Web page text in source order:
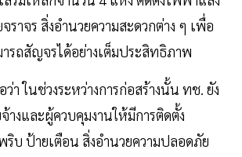
จราจร สิ่งอำนวยความสะดวกต่าง ๆ เพื่อ
รถสัญจรได้อย่างเต็มประสิทธิภาพ
า ในช่วงระหว่างการก่อสร้างนั้น ทช. ยัง
างและผู้ควบคุมงานให้มีการติดตั้ง
บ ป้ายเตือน สิ่งอำนวยความปลอดภัย